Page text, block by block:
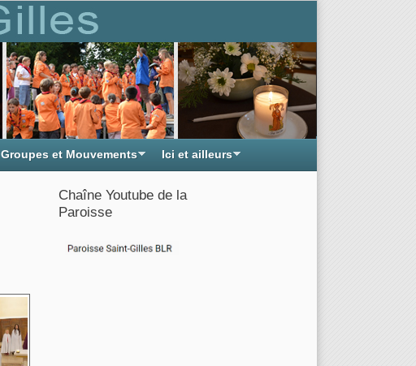
Groupes et Mouvements Ici et ailleurs
Chaîne Youtube de la
Paroisse